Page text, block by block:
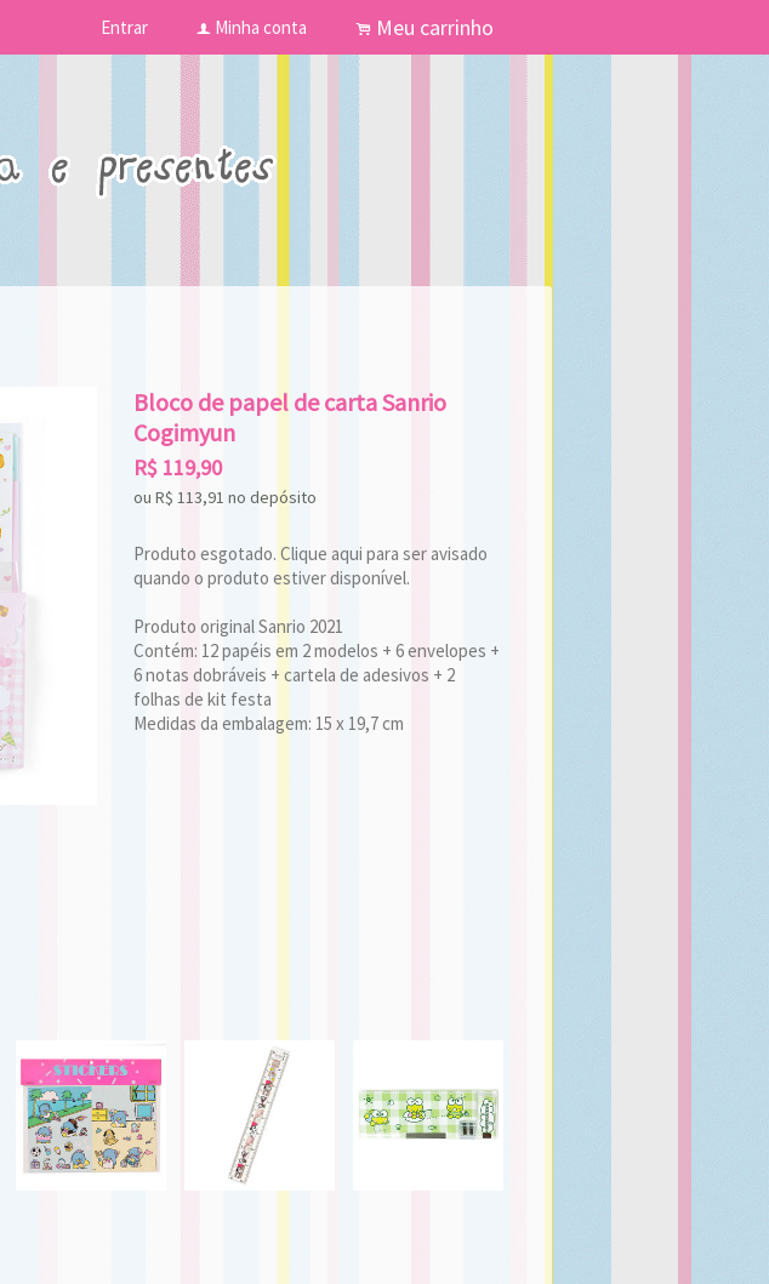
Entrar f Minha conta . Meu carrinho
Bloco de papel de carta Sanrio
Cogimyun
R$ 119,90
ou R$ 113,91 no depósito
Produto esgotado. Clique aqui para ser avisado
quando o produto estiver disponível.
Produto original Sanrio 2021
Contém: 12 papéis em 2 modelos + 6 envelopes +
6 notas dobráveis + cartela de adesivos + 2
folhas de kit festa
Medidas da embalagem: 15 x 19,7 cm